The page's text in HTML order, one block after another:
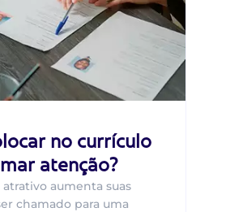
no currículo
atenção?
aumenta suas
chamado para uma